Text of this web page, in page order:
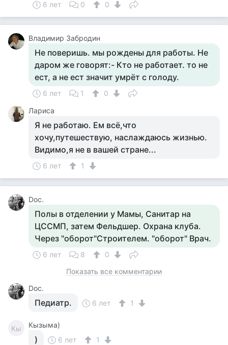
6 лет 0 0
Владимир Забродин
Не поверишь. мы рождены для работы. Не
даром же говорят:- Кто не работает. то не
ест, а не ест значит умрёт с голоду.
6 лет 1
0
Лариса
Я не работаю. Ем всё,что
хочу,путешествую, наслаждаюсь жизнью.
Видимо,я не в вашей стране...
6 лет 1
Doc.
Полы в отделении у Мамы, Санитар на
ЦССМП, затем Фельдшер. Охрана клуба.
Через "оборот"Строителем. "оборот" Врач.
6 лет 8
0
Показать все комментарии
Doc.
Педиатр. 6 лет 1
Кы Кызыма)
) 6 лет 1